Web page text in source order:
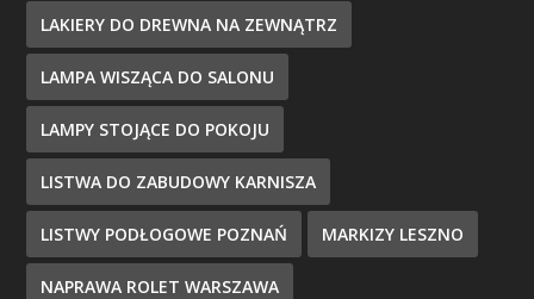
LAKIERY DO DREWNA NA ZEWNĄTRZ
LAMPA WISZĄCA DO SALONU
LAMPY STOJĄCE DO POKOJU
LISTWA DO ZABUDOWY KARNISZA
LISTWY PODŁOGOWE POZNAŃ MARKIZY LESZNO
NAPRAWA ROLET WARSZAWA